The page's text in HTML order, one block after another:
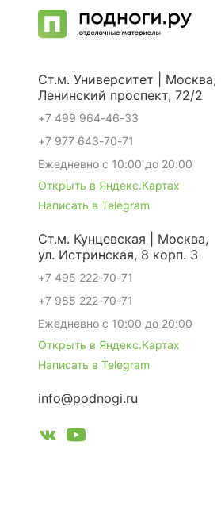
Ст.м. Университет | Москва,
Ленинский проспект, 72/2
+7 499 964-46-33
+7 977 643-70-71
Ежедневно с 10:00 до 20:00
Открыть в Яндекс.Картах
Написать в Telegram
Ст.м. Кунцевская | Москва,
ул. Истринская, 8 корп. 3
+7 495 222-70-71
+7 985 222-70-71
Ежедневно с 10:00 до 20:00
Открыть в Яндекс.Картах
Написать в Telegram
info@podnogi.ru